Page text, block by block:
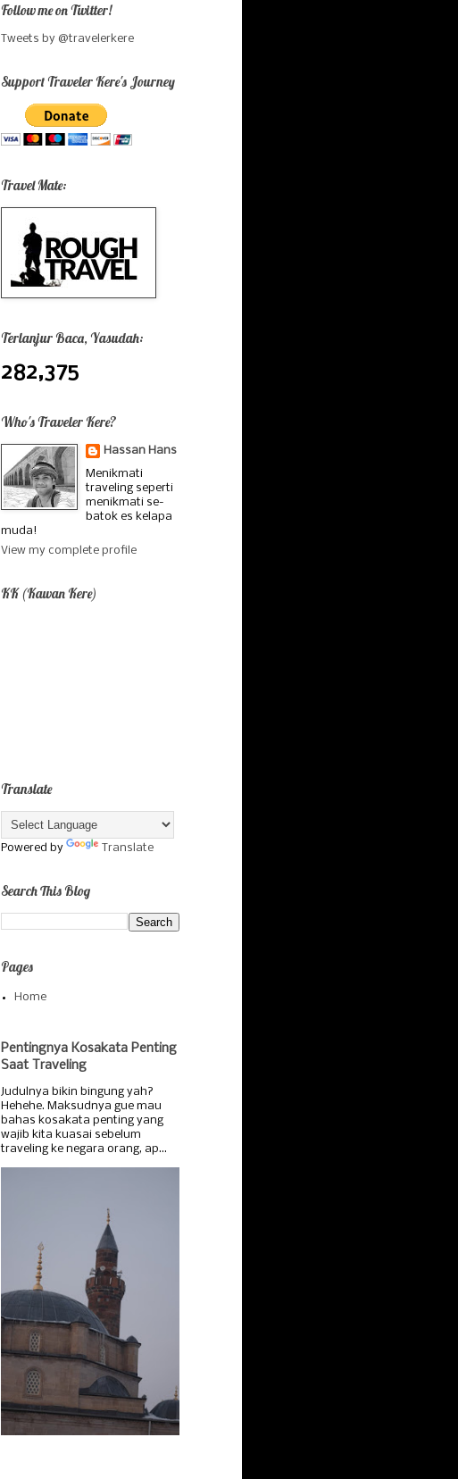
Follow me on Twitter!
Tweets by @travelerkere
Support Traveler Kere's Journey
Travel Mate:
Terlanjur Baca, Yasudah:
282,375
Who's Traveler Kere?
Hassan Hans
Menikmati
traveling seperti
menikmati se-
batok es kelapa
muda!
View my complete profile
KK (Kawan Kere)
Translate
Powered by Translate
Search This Blog
Pages
Home
Pentingnya Kosakata Penting
Saat Traveling
Judulnya bikin bingung yah?
Hehehe. Maksudnya gue mau
bahas kosakata penting yang
wajib kita kuasai sebelum
traveling ke negara orang, ap...